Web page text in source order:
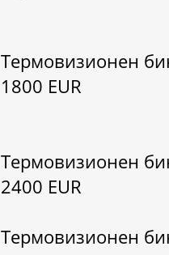
Термовизионен
1800 EUR
Термовизионен
2400 EUR
Термовизионен